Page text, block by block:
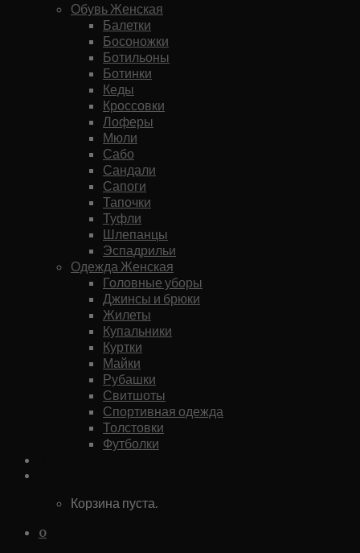
Обувь Женская
Балетки
Босоножки
Ботильоны
Ботинки
Кеды
Кроссовки
Лоферы
Мюли
Сабо
Сандали
Сапоги
Тапочки
Туфли
Шлепанцы
Эспадрильи
Одежда Женская
Головные уборы
Джинсы и брюки
Жилеты
Купальники
Куртки
Майки
Рубашки
Свитшоты
Спортивная одежда
Толстовки
Футболки
Корзина пуста.
0